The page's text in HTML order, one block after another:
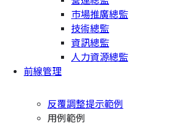
市場推廣總監
技術總監
資訊總監
人力資源總監
前線管理
反覆調整提示範例
用例範例